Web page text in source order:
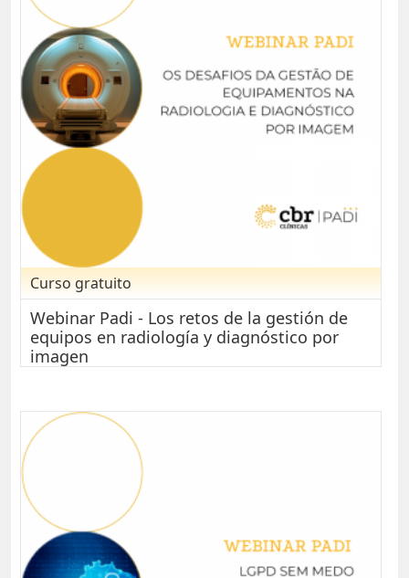
Curso gratuito
Webinar Padi - Los retos de la gestión de
equipos en radiología y diagnóstico por
imagen